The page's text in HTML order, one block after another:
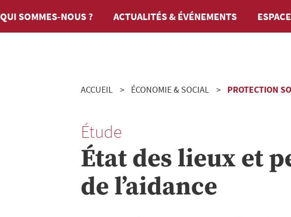
QUI SOMMES-NOUS ? ACTUALITÉS & ÉVÉNEMENTS
ACCUEIL ÉCONOMIE & SOCIAL PROTECTION
Étude
État des lieux et
de l’aidance